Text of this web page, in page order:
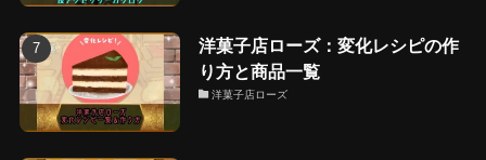
洋菓子店ローズ：変化レシピの作
り方と商品一覧
洋菓子店ローズ